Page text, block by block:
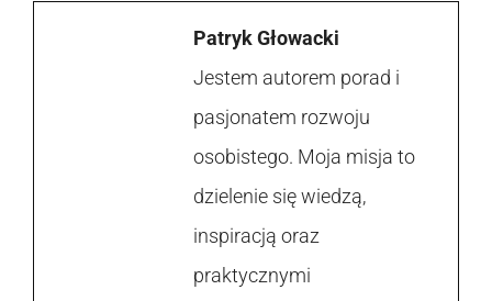
Patryk Głowacki
Jestem autorem porad i
pasjonatem rozwoju
osobistego. Moja misja to
dzielenie się wiedzą,
inspiracją oraz
praktycznymi